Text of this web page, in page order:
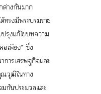
ต่างกันมาก
ทรงมีพระบรมราช
รุงแก้ไขบทความ
เพียง” ซึ่ง
ารเศรษฐกิจและ
ณวุฒิในทาง
มกันประมวลและ